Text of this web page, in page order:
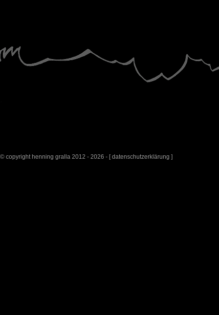
© copyright henning gralla 2012 - 2026 - [datenschutzerklärung ]